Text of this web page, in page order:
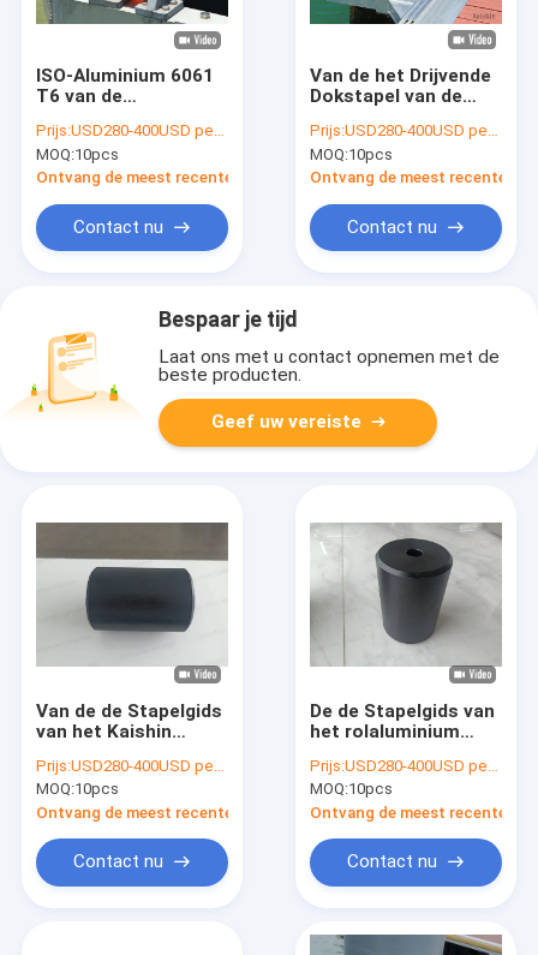
ISO-Aluminium 6061
T6 van de
voor Drijvende
Pontonbrug
Prijs:USD280-400USD per pcs
MOQ:10pcs
Ontvang de meest recente Prijs
Contact nu
Van de het Drijvende
Dokstapel van de
Gids de Drijvende
Ponton van de de
Rolstapel GLB
de Stapelgids
Prijs:USD280-400USD per pcs
MOQ:10pcs
Ontvang de meest recente
Contact nu
Bespaar je tijd
Laat ons met u contact opnemen met de
beste producten.
Geef uw vereiste
Van de de Stapelgids
van het Kaishin
Drijvende Dokken/van
de de Gids de
Rubberrol van de
Aluminiumstapel
Stapel GLB
Prijs:USD280-400USD per pcs
MOQ:10pcs
Ontvang de meest recente Prijs
Contact nu
De de Stapelgids van
het rolaluminium
Corrosiebestendige
GLB-Gids van de
Roestvrij staalstapel
aan
Prijs:USD280-400USD per pcs
MOQ:10pcs
Ontvang de meest recente
Contact nu